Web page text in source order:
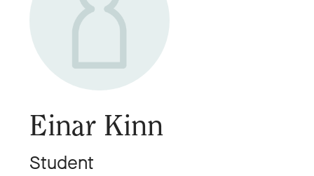
Einar Kinn
Student